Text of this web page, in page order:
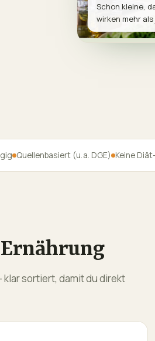
Schon kleine,
wirken mehr
Quellenbasiert (u. a. DGE) Keine
sortiert, damit du direkt